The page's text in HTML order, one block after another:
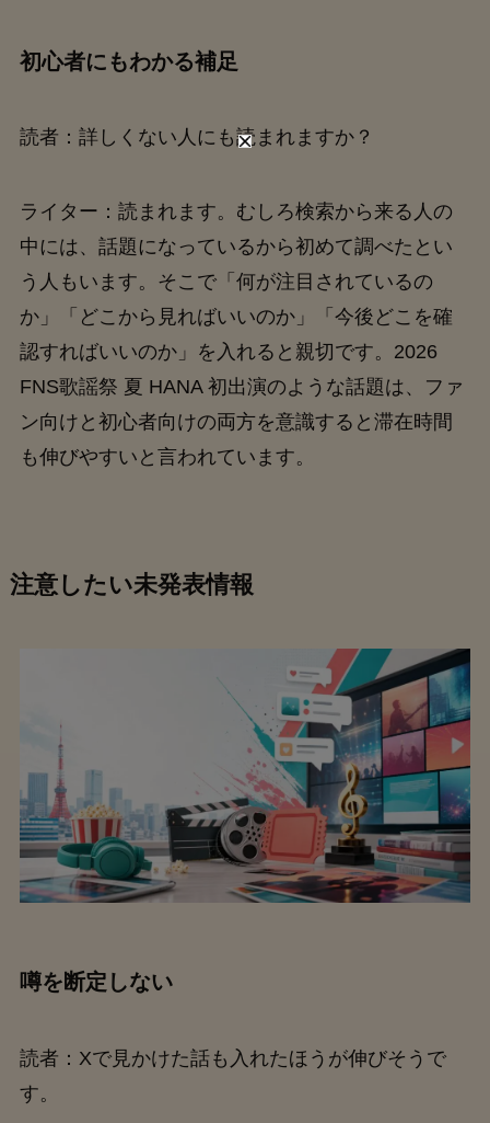
初心者にもわかる補足
読者：詳しくない人にも読まれますか？
ライター：読まれます。むしろ検索から来る人の
中には、話題になっているから初めて調べたとい
う人もいます。そこで「何が注目されているの
か」「どこから見ればいいのか」「今後どこを確
認すればいいのか」を入れると親切です。2026
FNS歌謡祭 夏 HANA 初出演のような話題は、ファ
ン向けと初心者向けの両方を意識すると滞在時間
も伸びやすいと言われています。
注意したい未発表情報
噂を断定しない
読者：Xで見かけた話も入れたほうが伸びそうで
す。